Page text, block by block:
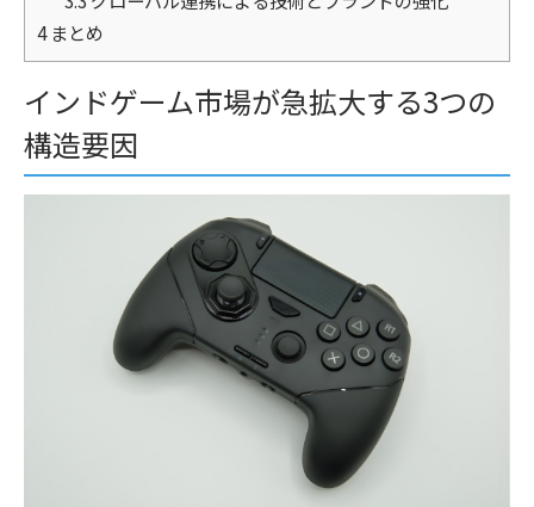
4まとめ
インドゲーム市場が急拡大する3つの
構造要因